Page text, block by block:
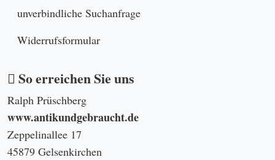
unverbindliche Suchanfrage
Widerrufsformular
So erreichen Sie uns
Ralph Prüschberg
www.antikundgebraucht.de
Zeppelinallee 17
45879 Gelsenkirchen